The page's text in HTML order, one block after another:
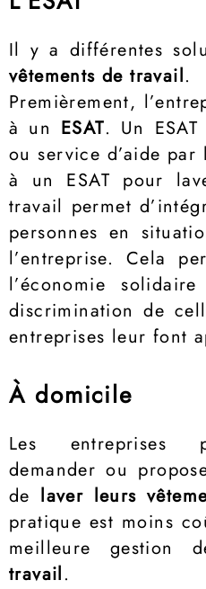
Il y a différentes
vêtements de travail.
Premièrement,
à un ESAT. Un
ou service d’aide
à un ESAT pour
travail permet
personnes en
l’entreprise. Cela
l’économie
discrimination de
entreprises leur font
À domicile
Les entreprises
demander ou
de laver leurs
pratique est moins
meilleure gestion
travail.